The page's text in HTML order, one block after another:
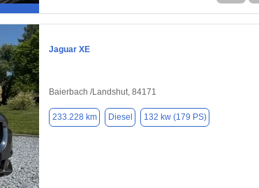
Jaguar XE
Baierbach /Landshut, 84171
233.228 km Diesel 132 kw (179 PS)